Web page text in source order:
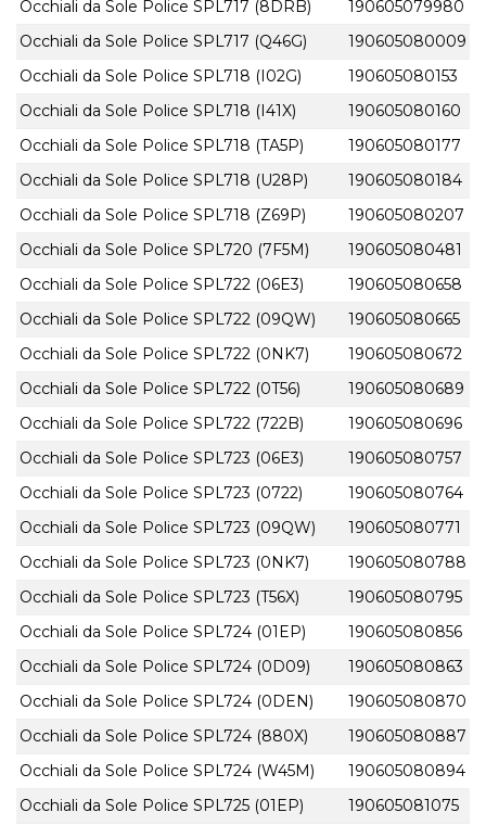
Occhiali da Sole Police SPL717 (8DRB)
190605079980
Occhiali da Sole Police SPL717 (Q46G)
190605080009
Occhiali da Sole Police SPL718 (I02G)
190605080153
Occhiali da Sole Police SPL718 (I41X)
190605080160
Occhiali da Sole Police SPL718 (TA5P)
190605080177
Occhiali da Sole Police SPL718 (U28P)
190605080184
Occhiali da Sole Police SPL718 (Z69P)
190605080207
Occhiali da Sole Police SPL720 (7F5M)
190605080481
Occhiali da Sole Police SPL722 (06E3)
190605080658
Occhiali da Sole Police SPL722 (09QW)
190605080665
Occhiali da Sole Police SPL722 (0NK7)
190605080672
Occhiali da Sole Police SPL722 (0T56)
190605080689
Occhiali da Sole Police SPL722 (722B)
190605080696
Occhiali da Sole Police SPL723 (06E3)
190605080757
Occhiali da Sole Police SPL723 (0722)
190605080764
Occhiali da Sole Police SPL723 (09QW)
190605080771
Occhiali da Sole Police SPL723 (0NK7)
190605080788
Occhiali da Sole Police SPL723 (T56X)
190605080795
Occhiali da Sole Police SPL724 (01EP)
190605080856
Occhiali da Sole Police SPL724 (0D09)
190605080863
Occhiali da Sole Police SPL724 (0DEN)
190605080870
Occhiali da Sole Police SPL724 (880X)
190605080887
Occhiali da Sole Police SPL724 (W45M)
190605080894
Occhiali da Sole Police SPL725 (01EP)
190605081075